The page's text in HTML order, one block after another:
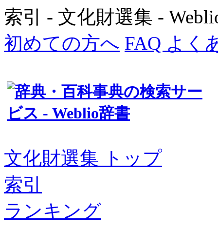
索引 - 文化財選集 -
初めての方へ FAQ よく
文化財選集 トップ
索引
ランキング